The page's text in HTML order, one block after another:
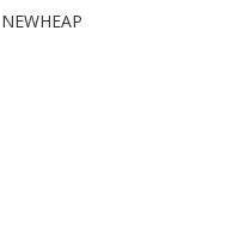
NEWHEAP